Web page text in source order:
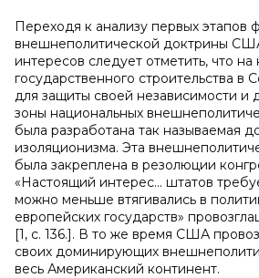
Переходя к анализу первых этапов
внешнеполитической доктрины
интересов следует отметить, что на
государственного строительства
для защиты своей независимости и
зоны национальных
была разработана так называемая
изоляционизма. Эта
была закреплена в резолюции
«Настоящий интерес... штатов
можно меньше втягивались в
европейских государств»
[1, с. 136.]. В то же время США
своих доминирующих
весь Американский континент.